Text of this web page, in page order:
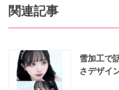
関連記事
雪加工で
さデザイ